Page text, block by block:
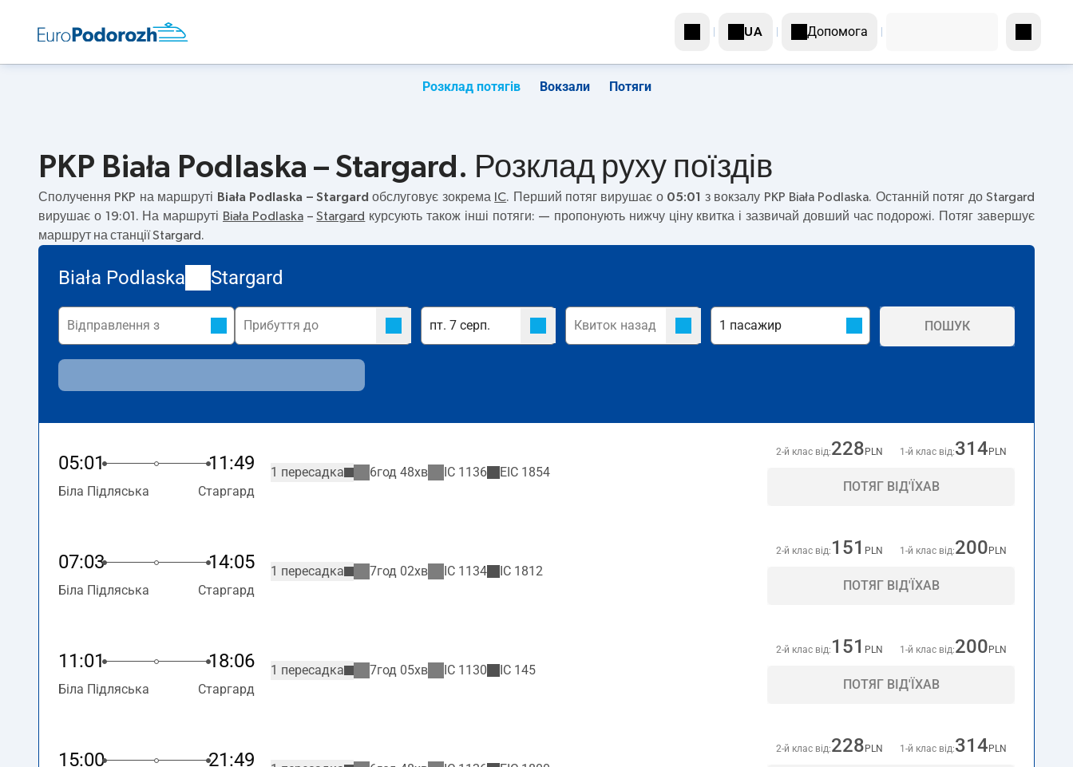
UA Допомога
Розклад потягів Вокзали Потяги
PKP Biała Podlaska – Stargard. Розклад руху поїздів
Сполучення PKP на маршруті Biała Podlaska – Stargard обслуговує зокрема IC. Перший потяг вирушає о 05:01 з вокзалу PKP Biała Podlaska. Останній потяг до Stargard
вирушає о 19:01. На маршруті Biała Podlaska–Stargard курсують також інші потяги: — пропонують нижчу ціну квитка і зазвичай довший час подорожі. Потяг завершує
маршрут на станції Stargard.
Biała Podlaska Stargard
ПОШУК
05:01 11:49
Біла Підляська Старгард
1 пересадка 6год 48хв IC 1136 EIC 1854
2-й клас від:228 PLN 1-й клас від:314 PLN
ПОТЯГ ВІД'ЇХАВ
07:03 14:05
Біла Підляська Старгард
1 пересадка 7год 02хв IC 1134 IC 1812
2-й клас від: 151 PLN 1-й клас від:200 PLN
ПОТЯГ ВІД'ЇХАВ
11:01 18:06
Біла Підляська Старгард
1 пересадка 7год 05хв IC 1130 IC 145
2-й клас від: 151 PLN 1-й клас від:200 PLN
ПОТЯГ ВІД'ЇХАВ
15:00 21:49 2-й клас від:228 PLN 1-й клас від:314 PLN